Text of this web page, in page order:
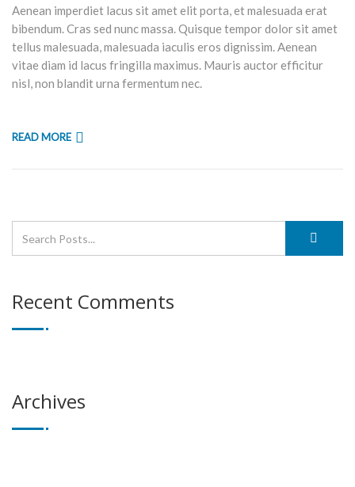
Aenean imperdiet lacus sit amet elit porta, et malesuada erat
bibendum. Cras sed nunc massa. Quisque tempor dolor sit amet
tellus malesuada, malesuada iaculis eros dignissim. Aenean
vitae diam id lacus fringilla maximus. Mauris auctor efficitur
nisl, non blandit urna fermentum nec.
READ MORE
Recent Comments
Archives